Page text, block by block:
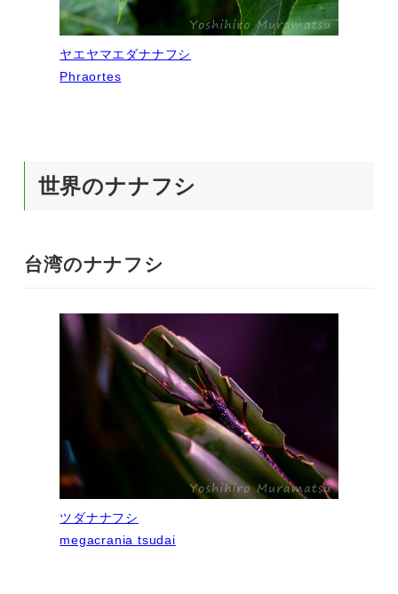
ヤエヤマエダナナフシ
Phraortes
世界のナナフシ
台湾のナナフシ
ツダナナフシ
megacrania tsudai